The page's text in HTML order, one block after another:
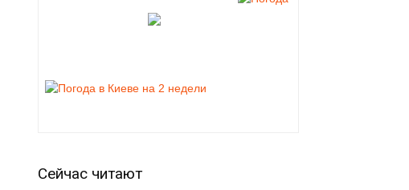
Сейчас читают